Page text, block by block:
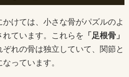
けては、小さな骨がパズルのよ
れています。これらを 「足根骨」
れの骨は独立していて、関節と
っています。